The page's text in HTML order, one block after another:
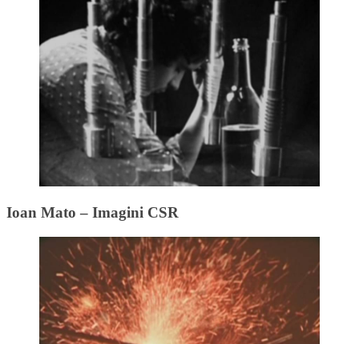
Ioan Mato – Imagini CSR